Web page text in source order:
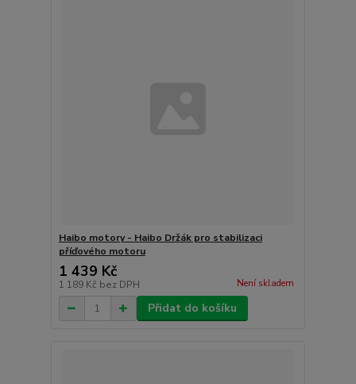
Haibo motory - Haibo Držák pro stabilizaci
příďového motoru
1 439 Kč
1 189 Kč bez DPH Není skladem
Přidat do košíku